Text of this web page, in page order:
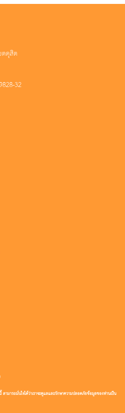
ตดุสิต
32
ามารถมั่นใจได้ว่าเราจะดูแลและรักษาความปลอดภัยข้อมูลของท่านเป็น